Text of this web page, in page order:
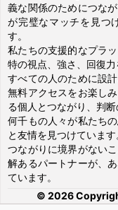
義な関係のためにつな
が完璧なマッチを見つ
す。
私たちの支援的なプラ
特の視点、強さ、回復力
すべての人のために設
無料アクセスをお楽し
る個人とつながり、判
何千もの人々が私たち
と友情を見つけています
つながりに境界がない
解あるパートナーが、
ています。
© 2026